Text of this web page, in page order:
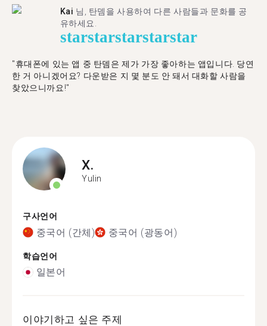
Kai 님, 탄뎀을 사용하여 다른 사람들과 문화를 공
유하세요.
starstarstarstarstar
"휴대폰에 있는 앱 중 탄뎀은 제가 가장 좋아하는 앱입니다. 당연
한 거 아니겠어요? 다운받은 지 몇 분도 안 돼서 대화할 사람을
찾았으니까요!"
X.
Yulin
구사언어
중국어 (간체) 중국어 (광동어)
학습언어
일본어
이야기하고 싶은 주제